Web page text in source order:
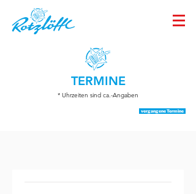
TERMINE
* Uhrzeiten sind ca.-Angaben
vergangene Termine